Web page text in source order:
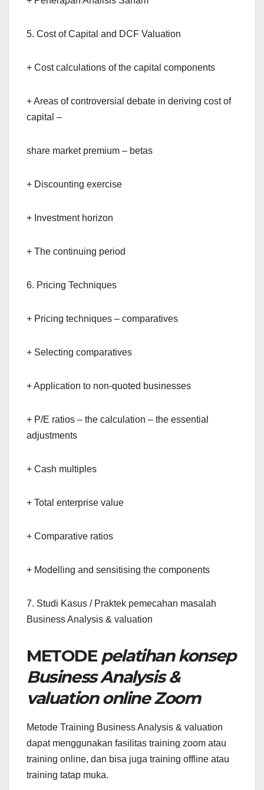
5. Cost of Capital and DCF Valuation
+ Cost calculations of the capital components
+ Areas of controversial debate in deriving cost of
capital –
share market premium – betas
+ Discounting exercise
+ Investment horizon
+ The continuing period
6. Pricing Techniques
+ Pricing techniques – comparatives
+ Selecting comparatives
+ Application to non-quoted businesses
+ P/E ratios – the calculation – the essential
adjustments
+ Cash multiples
+ Total enterprise value
+ Comparative ratios
+ Modelling and sensitising the components
7. Studi Kasus / Praktek pemecahan masalah
Business Analysis & valuation
METODE pelatihan konsep
Business Analysis &
valuation online Zoom
Metode Training Business Analysis & valuation
dapat menggunakan fasilitas training zoom atau
training online, dan bisa juga training offline atau
training tatap muka.